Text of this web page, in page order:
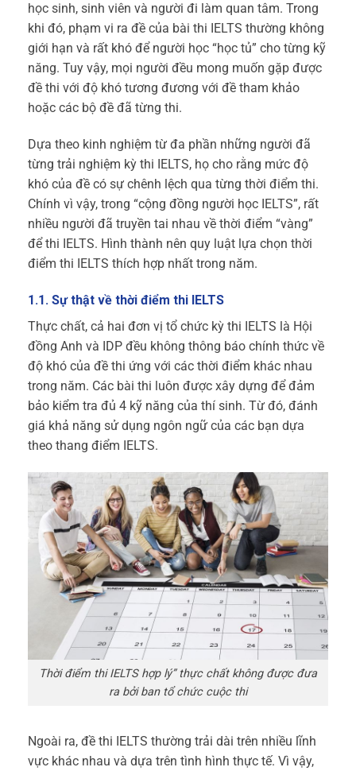
học sinh, sinh viên và người đi làm quan tâm. Trong
khi đó, phạm vi ra đề của bài thi IELTS thường không
giới hạn và rất khó để người học “học tủ” cho từng kỹ
năng. Tuy vậy, mọi người đều mong muốn gặp được
đề thi với độ khó tương đương với đề tham khảo
hoặc các bộ đề đã từng thi.
Dựa theo kinh nghiệm từ đa phần những người đã
từng trải nghiệm kỳ thi IELTS, họ cho rằng mức độ
khó của đề có sự chênh lệch qua từng thời điểm thi.
Chính vì vậy, trong “cộng đồng người học IELTS”, rất
nhiều người đã truyền tai nhau về thời điểm “vàng”
để thi IELTS. Hình thành nên quy luật lựa chọn thời
điểm thi IELTS thích hợp nhất trong năm.
1.1. Sự thật về thời điểm thi IELTS
Thực chất, cả hai đơn vị tổ chức kỳ thi IELTS là Hội
đồng Anh và IDP đều không thông báo chính thức về
độ khó của đề thi ứng với các thời điểm khác nhau
trong năm. Các bài thi luôn được xây dựng để đảm
bảo kiểm tra đủ 4 kỹ năng của thí sinh. Từ đó, đánh
giá khả năng sử dụng ngôn ngữ của các bạn dựa
theo thang điểm IELTS.
Thời điểm thi IELTS hợp lý” thực chất không được đưa
ra bởi ban tổ chức cuộc thi
Ngoài ra, đề thi IELTS thường trải dài trên nhiều lĩnh
vực khác nhau và dựa trên tình hình thực tế. Vì vậy,